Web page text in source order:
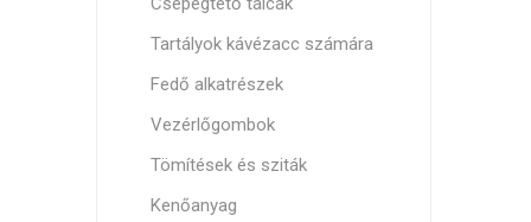
Tartályok kávézacc számára
Fedő alkatrészek
Vezérlőgombok
Tömítések és sziták
Kenőanyag